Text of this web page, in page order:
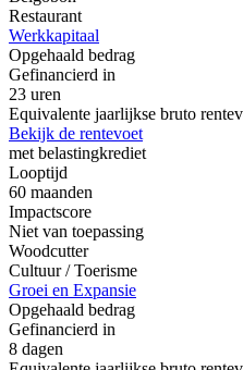
Restaurant
Werkkapitaal
Opgehaald bedrag
Gefinancierd in
23 uren
Equivalente jaarlijkse bruto
Bekijk de rentevoet
met belastingkrediet
Looptijd
60 maanden
Impactscore
Niet van toepassing
Woodcutter
Cultuur / Toerisme
Groei en Expansie
Opgehaald bedrag
Gefinancierd in
8 dagen